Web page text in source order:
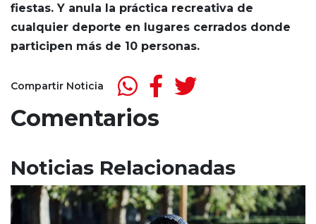
fiestas. Y anula la práctica recreativa de
cualquier deporte en lugares cerrados donde
participen más de 10 personas.
Compartir Noticia
Comentarios
Noticias Relacionadas